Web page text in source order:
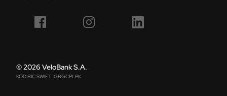
© 2026 VeloBank S.A.
KOD BIC SWIFT: GBGCPLPK